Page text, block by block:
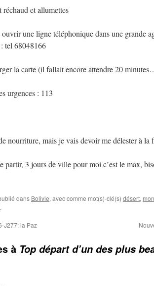
et allumettes
une ligne téléphonique dans une grande
tel 68048166
la carte (il fallait encore attendre 20
urgences : 113
nourriture, mais je vais devoir me délester à
partir, 3 jours de ville pour moi c’est le max,
dans Bolivie, avec comme mot(s)-clé(s) désert,
.
J277: la Paz
à Top départ d’un des plus